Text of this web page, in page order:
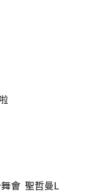
會 聖哲曼L